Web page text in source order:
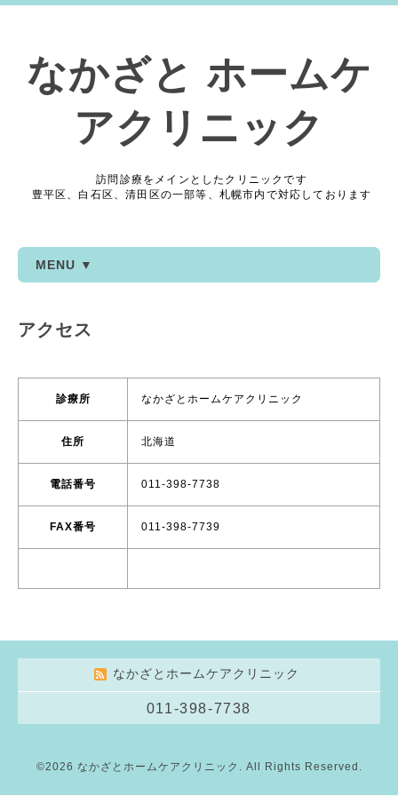
なかざと ホームケ
アクリニック
訪問診療をメインとしたクリニックです
豊平区、白石区、清田区の一部等、札幌市内で対応しております
MENU ▼
アクセス
診療所 なかざとホームケアクリニック
住所 北海道
電話番号 011-398-7738
FAX番号 011-398-7739
なかざとホームケアクリニック
011-398-7738
©2026 なかざとホームケアクリニック . All Rights Reserved.